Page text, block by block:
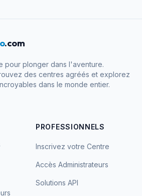
.com
pour plonger dans l'aventure.
des centres agréés et explorez
dans le monde entier.
PROFESSIONNELS
Inscrivez votre Centre
Accès Administrateurs
Solutions API